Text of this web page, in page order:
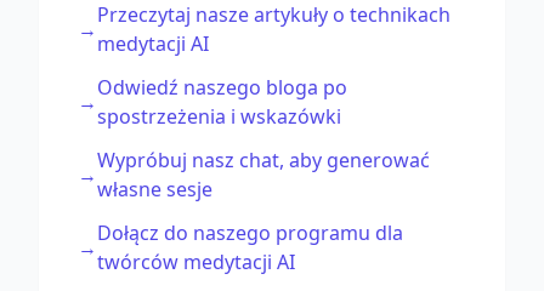
→
Przeczytaj nasze artykuły o technikach
medytacji AI
→
Odwiedź naszego bloga po
spostrzeżenia i wskazówki
→
Wypróbuj nasz chat, aby generować
własne sesje
→
Dołącz do naszego programu dla
twórców medytacji AI